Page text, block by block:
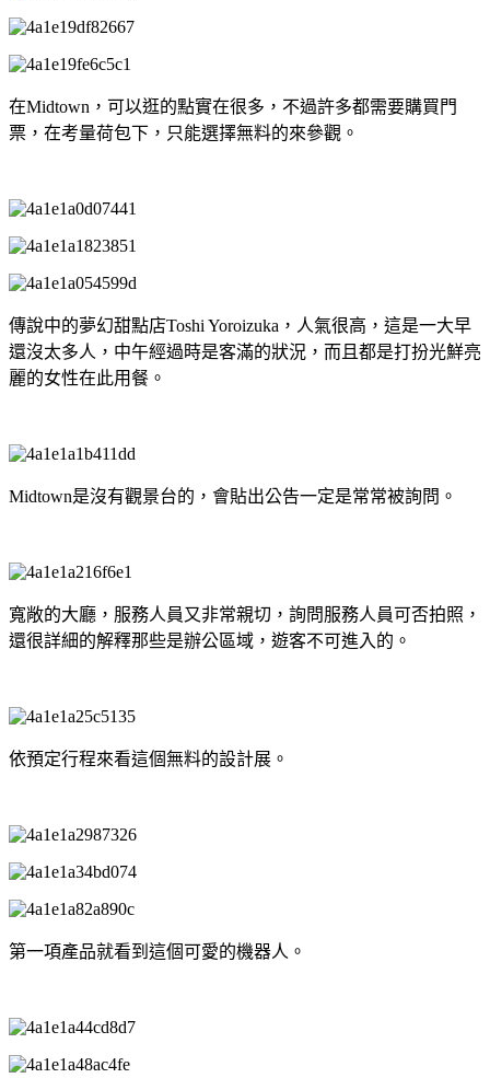
在Midtown，可以逛的點實在很多，不過許多都需要購買門
票，在考量荷包下，只能選擇無料的來參觀。
傳說中的夢幻甜點店Toshi Yoroizuka，人氣很高，這是一大早
還沒太多人，中午經過時是客滿的狀況，而且都是打扮光鮮亮
麗的女性在此用餐。
Midtown是沒有觀景台的，會貼出公告一定是常常被詢問。
寬敞的大廳，服務人員又非常親切，詢問服務人員可否拍照，
還很詳細的解釋那些是辦公區域，遊客不可進入的。
依預定行程來看這個無料的設計展。
第一項產品就看到這個可愛的機器人。